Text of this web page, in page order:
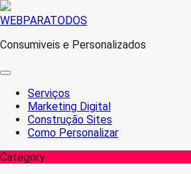
Skip
content
WEBPARATODOS
Consumiveis e Personalizados
Serviços
Marketing Digital
Construção Sites
Como Personalizar
Category